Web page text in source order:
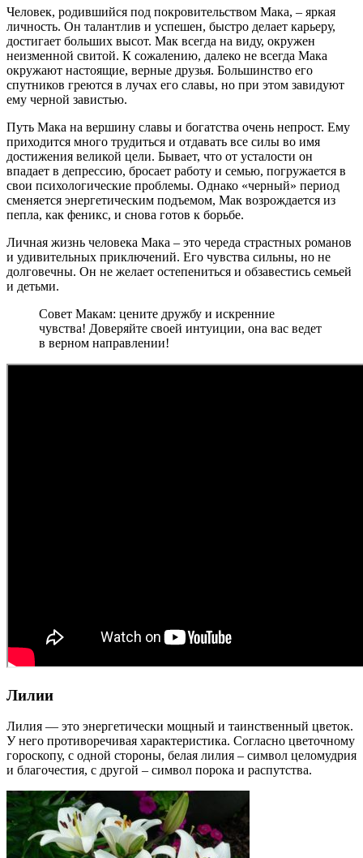
Человек, родившийся под покровительством Мака, – яркая
личность. Он талантлив и успешен, быстро делает карьеру,
достигает больших высот. Мак всегда на виду, окружен
неизменной свитой. К сожалению, далеко не всегда Мака
окружают настоящие, верные друзья. Большинство его
спутников греются в лучах его славы, но при этом завидуют
ему черной завистью.
Путь Мака на вершину славы и богатства очень непрост. Ему
приходится много трудиться и отдавать все силы во имя
достижения великой цели. Бывает, что от усталости он
впадает в депрессию, бросает работу и семью, погружается в
свои психологические проблемы. Однако «черный» период
сменяется энергетическим подъемом, Мак возрождается из
пепла, как феникс, и снова готов к борьбе.
Личная жизнь человека Мака – это череда страстных романов
и удивительных приключений. Его чувства сильны, но не
долговечны. Он не желает остепениться и обзавестись семьей
и детьми.
Совет Макам: цените дружбу и искренние
чувства! Доверяйте своей интуиции, она вас ведет
в верном направлении!
Лилии
Лилия — это энергетически мощный и таинственный цветок.
У него противоречивая характеристика. Согласно цветочному
гороскопу, с одной стороны, белая лилия – символ целомудрия
и благочестия, с другой – символ порока и распутства.